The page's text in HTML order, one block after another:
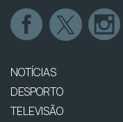
NOTÍCIAS
DESPORTO
TELEVISÃO